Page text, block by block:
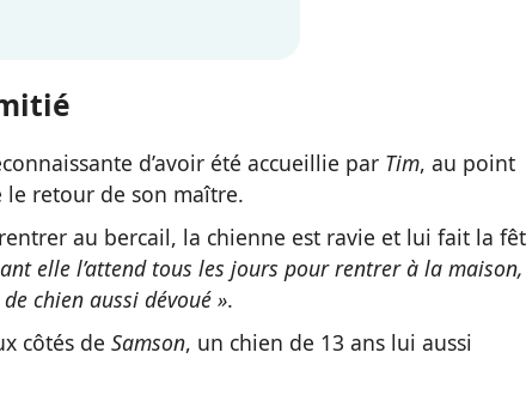
d’avoir été accueillie par Tim, au point
le retour de son maître.
rentrer au bercail, la chienne est ravie et lui fait la
elle l’attend tous les jours pour rentrer à la
de chien aussi dévoué ».
côtés de Samson, un chien de 13 ans lui aussi